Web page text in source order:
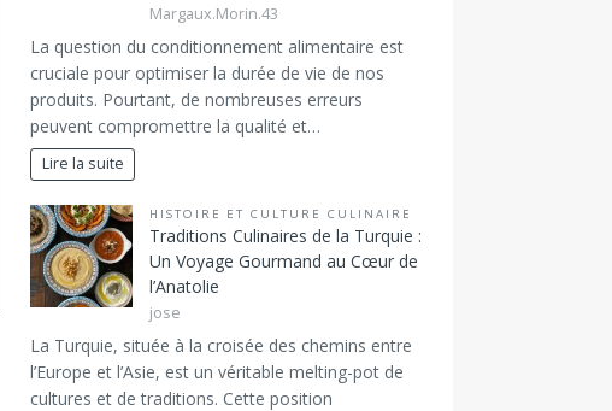
Margaux.Morin.43
La question du conditionnement alimentaire est
cruciale pour optimiser la durée de vie de nos
produits. Pourtant, de nombreuses erreurs
peuvent compromettre la qualité et…
Lire la suite
HISTOIRE ET CULTURE CULINAIRE
Traditions Culinaires de la Turquie :
Un Voyage Gourmand au Cœur de
l’Anatolie
jose
La Turquie, située à la croisée des chemins entre
l’Europe et l’Asie, est un véritable melting-pot de
cultures et de traditions. Cette position